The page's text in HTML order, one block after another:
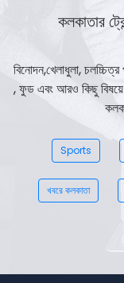
কলকাতার
বিনোদন,খেলাধুলা, চলচ্চিত্র
, ফুড এবং আরও কিছু
Sports
খবরে কলকাতা